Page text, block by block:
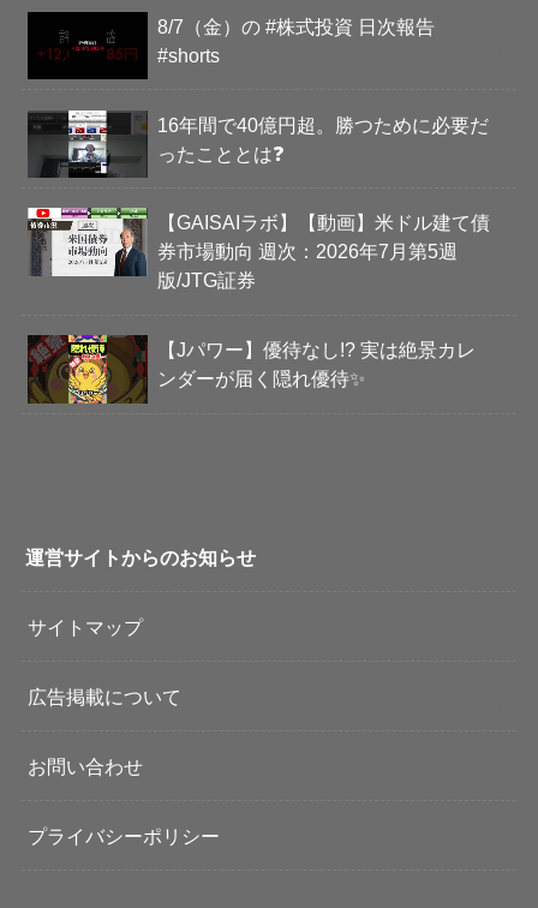
8/7（金）の #株式投資 日次報告
#shorts
16年間で40億円超。勝つために必要だ
ったこととは❓
【GAISAIラボ】【動画】米ドル建て債
券市場動向 週次：2026年7月第5週
版/JTG証券
【Jパワー】優待なし!? 実は絶景カレ
ンダーが届く隠れ優待✨
運営サイトからのお知らせ
サイトマップ
広告掲載について
お問い合わせ
プライバシーポリシー